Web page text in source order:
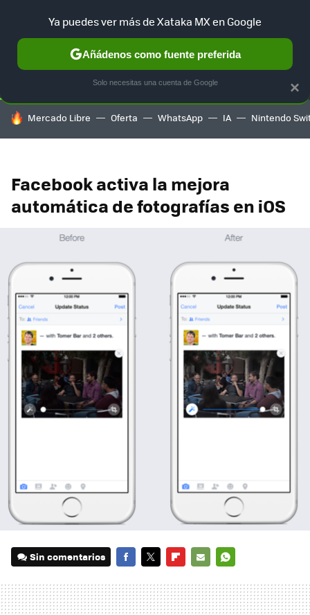
SELECCIÓN GAMING HOME AUTO TERRITORIO
HOY SE HABLA DE
Mercado Libre Oferta WhatsApp IA Nintendo
Facebook activa la mejora
automática de fotografías en iOS
Sin comentarios
MAIL
×
Ya puedes ver más de Xataka MX en Google
Añádenos como fuente preferida
Solo necesitas una cuenta de Google